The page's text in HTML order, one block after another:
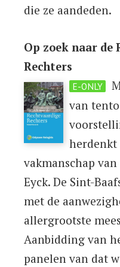
die ze aandeden.
Op zoek naar de
Rechters
E-ONLY
van
vakmanschap
Eyck. De Sint-
met de
allergrootste
Aanbidding van
panelen van dat